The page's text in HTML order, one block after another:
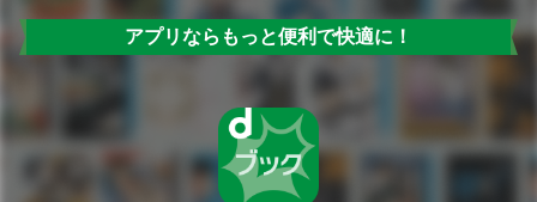
アプリならもっと便利で快適に！